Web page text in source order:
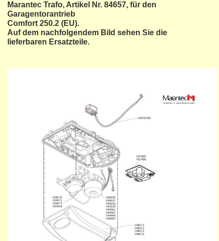
Marantec Trafo, Artikel Nr. 84657, für den
Garagentorantrieb
Comfort 250.2 (EU).
Auf dem nachfolgendem Bild sehen Sie die
lieferbaren Ersatzteile.